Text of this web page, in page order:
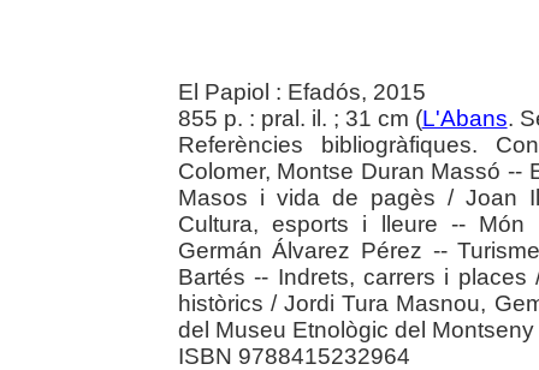
El Papiol : Efadós, 2015
855 p. : pral. il. ; 31 cm (L'Abans.
Referències bibliogràfiques.
Colomer, Montse Duran Massó --
Masos i vida de pagès / Joan
Cultura, esports i lleure --
Germán Álvarez Pérez --
Bartés -- Indrets, carrers i
històrics / Jordi Tura Masnou,
del Museu Etnològic del
ISBN 9788415232964